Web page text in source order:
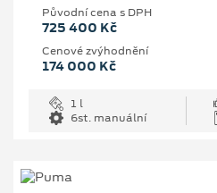
Původní cena s DPH
725 400 Kč
Cenové zvýhodnění
174 000 Kč
1 l
6st. manuální